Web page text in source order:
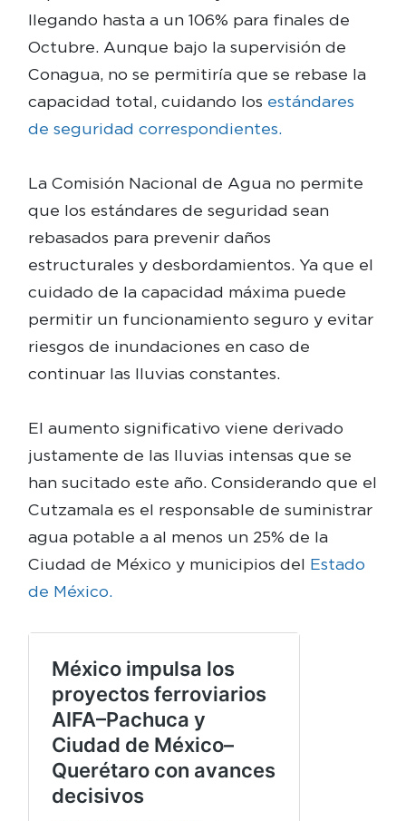
llegando hasta a un 106% para finales de
Octubre. Aunque bajo la supervisión de
Conagua, no se permitiría que se rebase la
capacidad total, cuidando los estándares
de seguridad correspondientes.
La Comisión Nacional de Agua no permite
que los estándares de seguridad sean
rebasados para prevenir daños
estructurales y desbordamientos. Ya que el
cuidado de la capacidad máxima puede
permitir un funcionamiento seguro y evitar
riesgos de inundaciones en caso de
continuar las lluvias constantes.
El aumento significativo viene derivado
justamente de las lluvias intensas que se
han sucitado este año. Considerando que el
Cutzamala es el responsable de suministrar
agua potable a al menos un 25% de la
Ciudad de México y municipios del Estado
de México.